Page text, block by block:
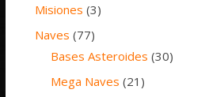
Misiones (3)
Naves (77)
Bases Asteroides (30)
Mega Naves (21)